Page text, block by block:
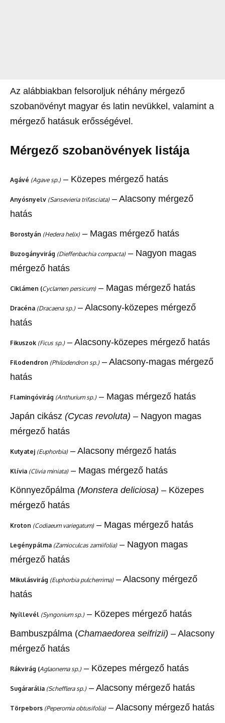
Az alábbiakban felsoroljuk néhány mérgező
szobanövényt magyar és latin nevükkel, valamint a
mérgező hatásuk erősségével.
Mérgező szobanövények listája
Agávé (Agave sp.)– Közepes mérgező hatás
Anyósnyelv (Sansevieria trifasciata)– Alacsony mérgező
hatás
Borostyán (Hedera helix)– Magas mérgező hatás
Buzogányvirág (Dieffenbachia compacta)– Nagyon magas
mérgező hatás
Ciklámen (Cyclamen persicum)– Magas mérgező hatás
Dracéna (Dracaena sp.)– Alacsony-közepes mérgező
hatás
Fikuszok (Ficus sp.)– Alacsony-közepes mérgező hatás
Filodendron (Philodendron sp.)– Alacsony-magas mérgező
hatás
Flamingóvirág (Anthurium sp.)– Magas mérgező hatás
Japán cikász (Cycas revoluta) – Nagyon magas
mérgező hatás
Kutyatej (Euphorbia)– Alacsony mérgező hatás
Klívia (Clivia miniata)– Magas mérgező hatás
Könnyezőpálma (Monstera deliciosa) – Közepes
mérgező hatás
Kroton (Codiaeum variegatum)– Magas mérgező hatás
Legénypálma (Zamioculcas zamiifolia)– Nagyon magas
mérgező hatás
Mikulásvirág (Euphorbia pulcherrima)– Alacsony mérgező
hatás
Nyíllevél (Syngonium sp.)– Közepes mérgező hatás
Bambuszpálma (Chamaedorea seifrizii) – Alacsony
mérgező hatás
Rákvirág (Aglaonema sp.)– Közepes mérgező hatás
Sugárarália (Schefflera sp.)– Alacsony mérgező hatás
Törpebors (Peperomia obtusifolia)– Alacsony mérgező hatás